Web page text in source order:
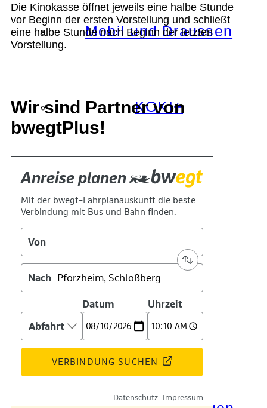
Mobil und Draussen
KOKI+
Kontakt
Kino
Das Team
Die Kinokasse öffnet jeweils eine halbe Stunde
vor Beginn der ersten Vorstellung und schließt
eine halbe Stunde nach Beginn der letzten
Vorstellung.
Wir sind Partner von
bwegtPlus!